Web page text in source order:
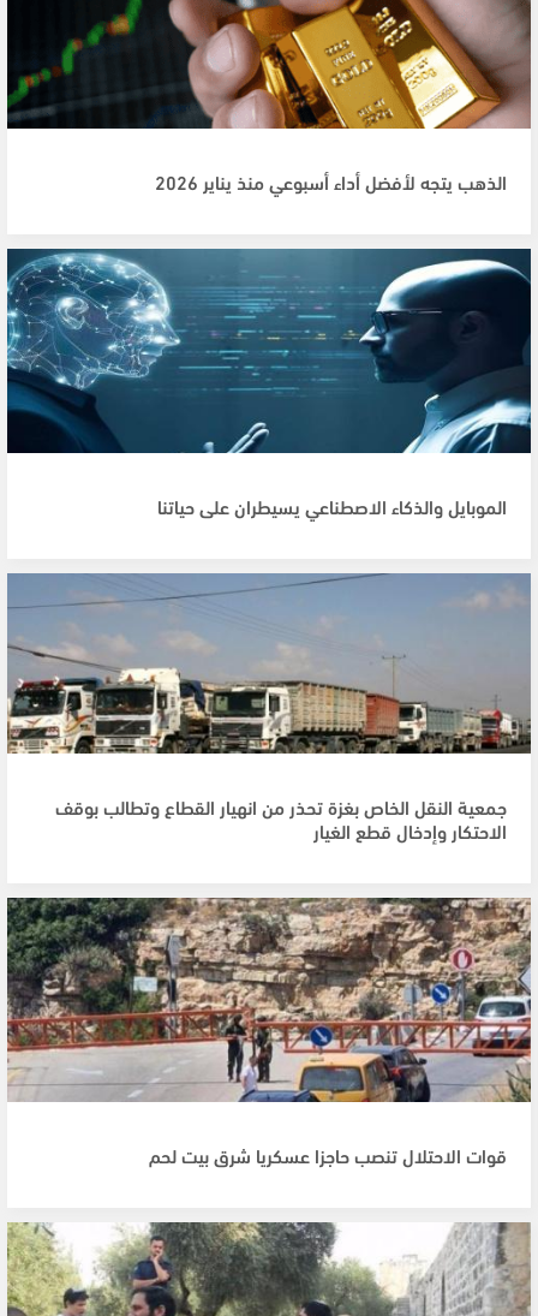
الذهب يتجه لأفضل أداء أسبوعي منذ يناير 2026
الموبايل والذكاء الاصطناعي يسيطران على حياتنا
جمعية النقل الخاص بغزة تحذر من انهيار القطاع وتطالب بوقف
الاحتكار وإدخال قطع الغيار
قوات الاحتلال تنصب حاجزا عسكريا شرق بيت لحم